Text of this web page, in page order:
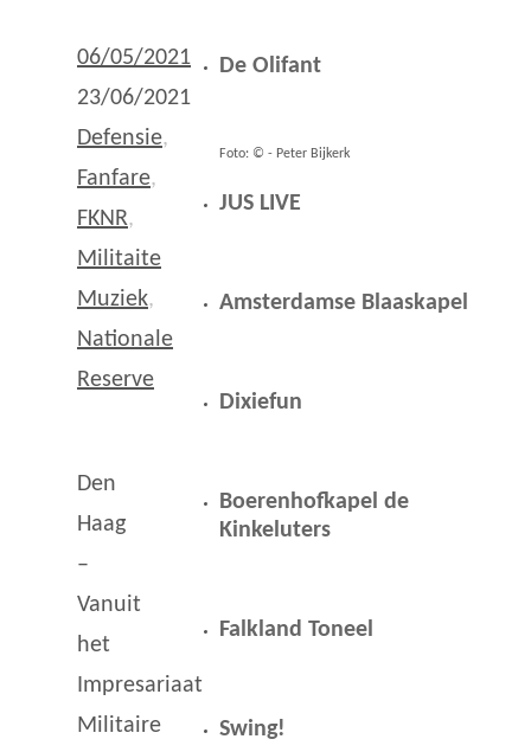
06/05/2021
23/06/2021
Defensie,
Fanfare,
FKNR,
Militaite
Muziek,
Nationale
Reserve
Den
Haag
–
Vanuit
het
Impresariaat
Militaire
De Olifant
Foto: © - Peter Bijkerk
JUS LIVE
Amsterdamse Blaaskapel
Dixiefun
Boerenhofkapel de
Kinkeluters
Falkland Toneel
Swing!